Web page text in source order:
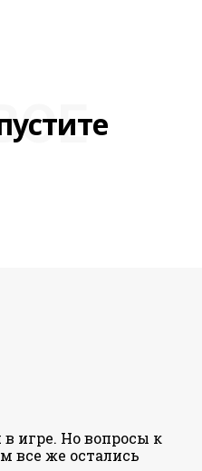
игре. Но вопросы к
все же остались